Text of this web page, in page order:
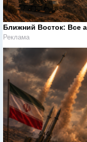
Ближний Восток: Все
Реклама